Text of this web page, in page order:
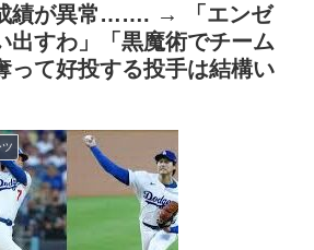
れだけは日本がうらやましいと感じる
・」
ゃんって透明なうんこするの？
しを仕掛けコスピが4%を超える大幅
スファン「7連敗はしんどいわ……」
ーム差もあるんだぞ」「毎年暑い季
績が異常……. → 「エンゼ
出すわ」「黒魔術でチーム
って好投する投手は結構い
ツ